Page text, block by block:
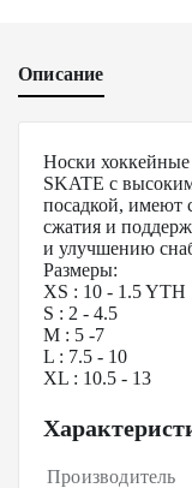
Описание
Носки
SKATE с
посадкой, имеют
сжатия и
и улучшению
Размеры:
XS : 10 - 1.5 YTH
S : 2 - 4.5
M : 5 -7
L : 7.5 - 10
XL : 10.5 - 13
Производитель